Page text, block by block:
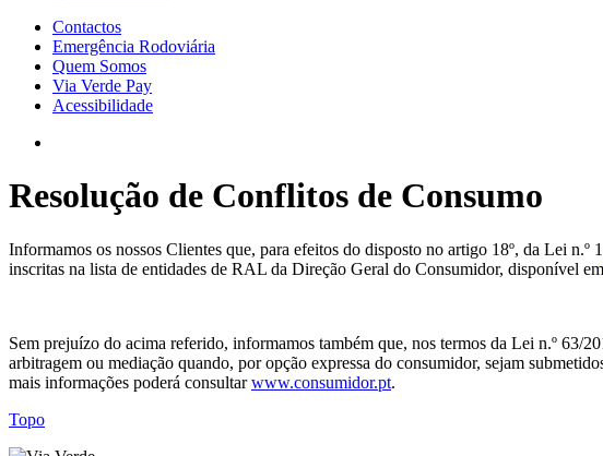
Contactos
Emergência Rodoviária
Quem Somos
Via Verde Pay
Acessibilidade
Resolução de Conflitos de Consumo
Informamos os nossos Clientes que, para efeitos do disposto no artigo 18º, da Lei
inscritas na lista de entidades de RAL da Direção Geral do Consumidor, disponível em
Sem prejuízo do acima referido, informamos também que, nos termos da Lei n.º 63/
arbitragem ou mediação quando, por opção expressa do consumidor, sejam
mais informações poderá consultarwww.consumidor.pt.
Topo